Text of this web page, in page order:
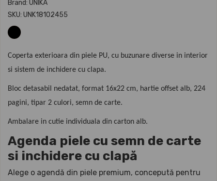
Brand: UNIKA
SKU: UNK18102455
Coperta exterioara din piele PU, cu buzunare diverse in interior
si sistem de inchidere cu clapa.
Bloc detasabil nedatat, format 16x22 cm, hartie offset alb, 224
pagini, tipar 2 culori, semn de carte.
Ambalare in cutie individuala din carton alb.
Agenda piele cu semn de carte
si inchidere cu clapă
Alege o agendă din piele premium, concepută pentru